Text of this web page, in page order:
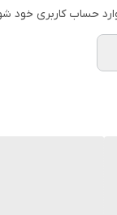
حساب کاربری خود